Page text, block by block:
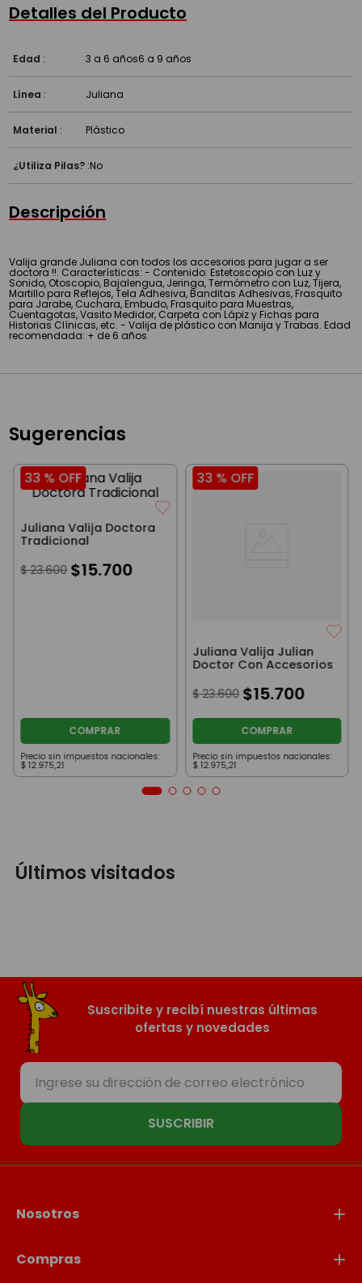
¿Qué estimula?
Detalles del Producto
Edad : 3 a 6 años6 a 9 años
Línea : Juliana
Material : Plástico
¿Utiliza Pilas? :No
Descripción
Valija grande Juliana con todos los accesorios para jugar a ser
doctora !!. Características: - Contenido: Estetoscopio con Luz y
Sonido, Otoscopio, Bajalengua, Jeringa, Termómetro con Luz, Tijera,
Martillo para Reflejos, Tela Adhesiva, Banditas Adhesivas, Frasquito
para Jarabe, Cuchara, Embudo, Frasquito para Muestras,
Cuentagotas, Vasito Medidor, Carpeta con Lápiz y Fichas para
Historias Clínicas, etc. - Valija de plástico con Manija y Trabas. Edad
recomendada: + de 6 años
Sugerencias
33 % OFF
Juliana Valija Doctora
Tradicional
$ 23.600 $15.700
COMPRAR
Precio sin impuestos nacionales:
$ 12.975,21
33 % OFF
Juliana Valija Julian
Doctor Con Accesorios
$ 23.600 $15.700
COMPRAR
Precio sin impuestos nacionales:
$ 12.975,21
Últimos visitados
Suscribite y recibí nuestras últimas
ofertas y novedades
SUSCRIBIR
Nosotros
Compras